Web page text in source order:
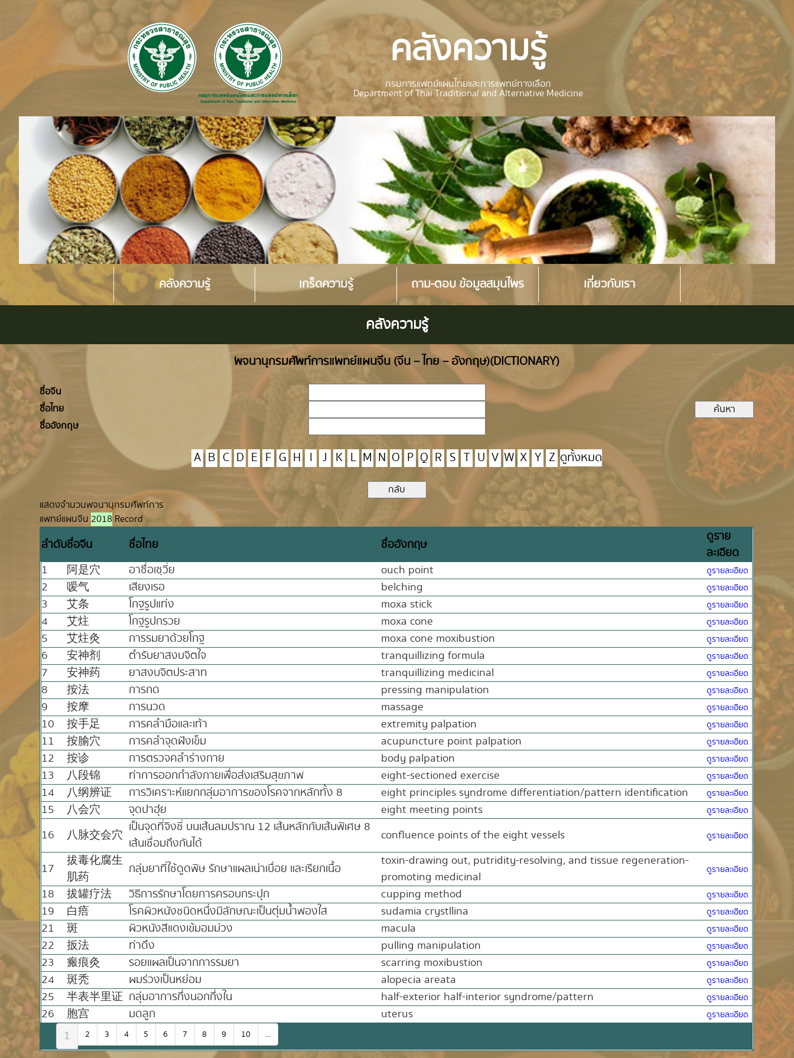
คลังความรู้
กรมการแพทย์แผนไทยและการแพทย์ทางเลือก
Department of Thai Traditional and Alternative Medicine
คลังความรู้ เกร็ดความรู้ ถาม-ตอบ ข้อมูลสมุนไพร เกี่ยวกับเรา
คลังความรู้
พจนานุกรมศัพท์การแพทย์แผนจีน (จีน – ไทย – อังกฤษ)(DICTIONARY)
ชื่อจีน
ชื่อไทย
ชื่ออังกฤษ
A B C D E F G H I J K L M N O P Q R S T U V W X Y Z ดูทั้งหมด
แสดงจำนวนพจนานุกรมศัพท์การ
แพทย์แผนจีน 2018 Record
ลำดับชื่อจีน ชื่อไทย ชื่ออังกฤษ
ดูราย
ละเอียด
1
阿是穴 อาซื่อเซฺวี่ย ouch point ดูรายละเอียด
2 嗳气 เสียงเรอ belching ดูรายละเอียด
3 艾条 โกฐรูปแท่ง moxa stick ดูรายละเอียด
4 艾炷 โกฐรูปกรวย moxa cone ดูรายละเอียด
5 艾炷灸 การรมยาด้วยโกฐ moxa cone moxibustion ดูรายละเอียด
6 安神剂 ตำรับยาสงบจิตใจ tranquillizing formula ดูรายละเอียด
7 安神药 ยาสงบจิตประสาท tranquillizing medicinal ดูรายละเอียด
8 按法 การกด pressing manipulation ดูรายละเอียด
9 按摩 การนวด massage ดูรายละเอียด
10 按手足 การคลำมือและเท้า extremity palpation ดูรายละเอียด
11 按腧穴 การคลำจุดฝังเข็ม acupuncture point palpation ดูรายละเอียด
12 按诊 การตรวจคลำร่างกาย body palpation ดูรายละเอียด
13 八段锦 ท่าการออกกำลังกายเพื่อส่งเสริมสุขภาพ eight-sectioned exercise ดูรายละเอียด
14 八纲辨证 การวิเคราะห์แยกกลุ่มอาการของโรคจากหลักทั้ง 8 eight principles syndrome differentiation/pattern identification ดูรายละเอียด
15 八会穴 จุดปาฮุ่ย eight meeting points ดูรายละเอียด
16 八脉交会穴
เป็นจุดที่จิงชี่ บนเส้นลมปราณ 12 เส้นหลักกับเส้นพิเศษ 8
เส้นเชื่อมถึงกันได้
confluence points of the eight vessels ดูรายละเอียด
17
拔毒化腐生
肌药
กลุ่มยาที่ใช้ดูดพิษ รักษาแผลเน่าเบื่อย และเรียกเนื้อ
toxin-drawing out, putridity-resolving, and tissue regeneration-
promoting medicinal
ดูรายละเอียด
18 拔罐疗法 วิธีการรักษาโดยการครอบกระปุก cupping method ดูรายละเอียด
19 白㾦 โรคผิวหนังชนิดหนึ่งมีลักษณะเป็นตุ่มน้ำพองใส sudamia crystllina ดูรายละเอียด
21 斑 ผิวหนังสีแดงเข้มอมม่วง macula ดูรายละเอียด
22 扳法 ท่าดึง pulling manipulation ดูรายละเอียด
23 瘢痕灸 รอยแผลเป็นจากการรมยา scarring moxibustion ดูรายละเอียด
24 斑秃 ผมร่วงเป็นหย่อม alopecia areata ดูรายละเอียด
25 半表半里证 กลุ่มอาการกึ่งนอกกึ่งใน half-exterior half-interior syndrome/pattern ดูรายละเอียด
26 胞宫 มดลูก uterus ดูรายละเอียด
1 2 3 4 5 6 7 8 9 10 ...